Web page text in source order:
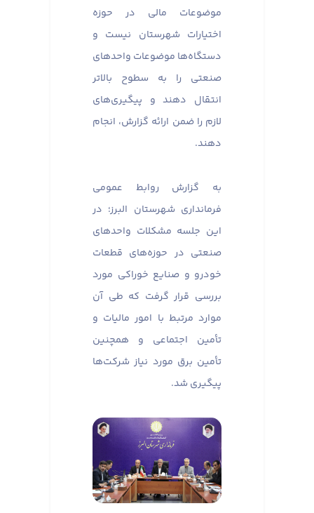
موضوعات مالی در حوزه
اختیارات شهرستان نیست و
دستگاه‌ها موضوعات واحدهای
صنعتی را به سطوح بالاتر
انتقال دهند و پیگیری‌های
لازم را ضمن ارائه گزارش، انجام
دهند.
به گزارش روابط عمومی
فرمانداری شهرستان البرز؛ در
این جلسه مشکلات واحدهای
صنعتی در حوزه‌های قطعات
خودرو و صنایع خوراکی مورد
بررسی قرار گرفت که طی آن
موارد مرتبط با امور مالیات و
تأمین اجتماعی و همچنین
تأمین برق مورد نیاز شرکت‌ها
پیگیری شد.